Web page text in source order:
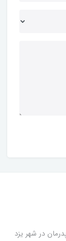
در شهر یزد